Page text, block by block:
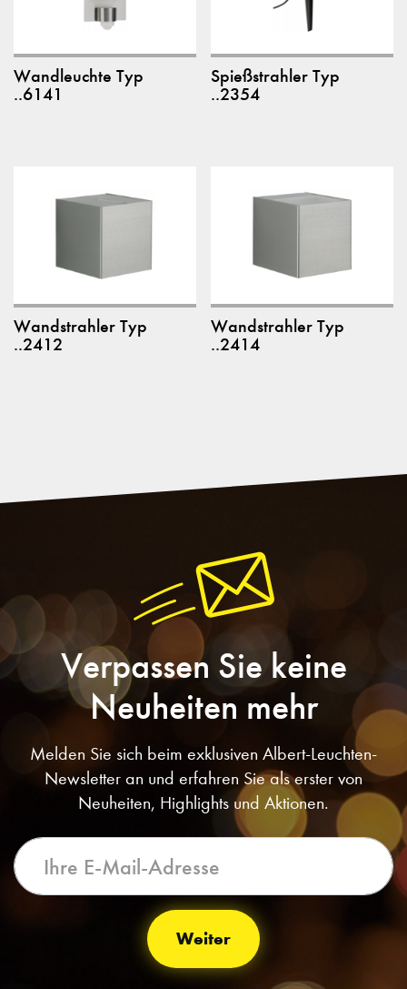
Wandleuchte Typ
..6141
Spießstrahler Typ
..2354
Wandstrahler Typ
..2412
Wandstrahler Typ
..2414
Verpassen Sie keine
Neuheiten mehr
Melden Sie sich beim exklusiven Albert-Leuchten-
Newsletter an und erfahren Sie als erster von
Neuheiten, Highlights und Aktionen.
Weiter